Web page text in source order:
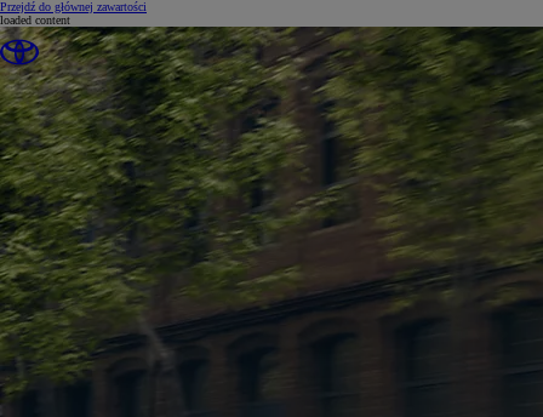
Przejdź do głównej zawartości
loaded content